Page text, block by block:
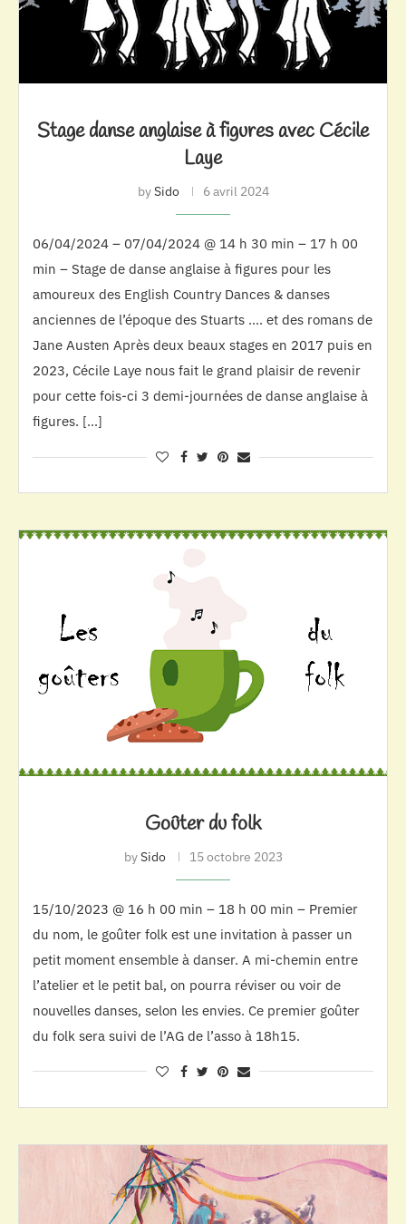
Stage danse anglaise à figures avec Cécile
Laye
bySido 6 avril 2024
06/04/2024 – 07/04/2024 @ 14 h 30 min – 17 h 00
min – Stage de danse anglaise à figures pour les
amoureux des English Country Dances & danses
anciennes de l’époque des Stuarts …. et des romans de
Jane Austen Après deux beaux stages en 2017 puis en
2023, Cécile Laye nous fait le grand plaisir de revenir
pour cette fois-ci 3 demi-journées de danse anglaise à
figures. […]
Goûter du folk
bySido 15 octobre 2023
15/10/2023 @ 16 h 00 min – 18 h 00 min – Premier
du nom, le goûter folk est une invitation à passer un
petit moment ensemble à danser. A mi-chemin entre
l’atelier et le petit bal, on pourra réviser ou voir de
nouvelles danses, selon les envies. Ce premier goûter
du folk sera suivi de l’AG de l’asso à 18h15.